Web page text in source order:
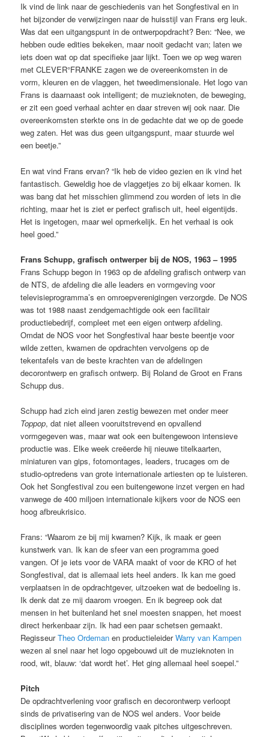
Ik vind de link naar de geschiedenis van het Songfestival en in
het bijzonder de verwijzingen naar de huisstijl van Frans erg leuk.
Was dat een uitgangspunt in de ontwerpopdracht? Ben: “Nee, we
hebben oude edities bekeken, maar nooit gedacht van; laten we
iets doen wat op dat specifieke jaar lijkt. Toen we op weg waren
met CLEVER°FRANKE zagen we de overeenkomsten in de
vorm, kleuren en de vlaggen, het tweedimensionale. Het logo van
Frans is daarnaast ook intelligent; de muzieknoten, de beweging,
er zit een goed verhaal achter en daar streven wij ook naar. Die
overeenkomsten sterkte ons in de gedachte dat we op de goede
weg zaten. Het was dus geen uitgangspunt, maar stuurde wel
een beetje.”
En wat vind Frans ervan? “Ik heb de video gezien en ik vind het
fantastisch. Geweldig hoe de vlaggetjes zo bij elkaar komen. Ik
was bang dat het misschien glimmend zou worden of iets in die
richting, maar het is ziet er perfect grafisch uit, heel eigentijds.
Het is ingetogen, maar wel opmerkelijk. En het verhaal is ook
heel goed.”
Frans Schupp, grafisch ontwerper bij de NOS, 1963 – 1995
Frans Schupp begon in 1963 op de afdeling grafisch ontwerp van
de NTS, de afdeling die alle leaders en vormgeving voor
televisieprogramma’s en omroepverenigingen verzorgde. De NOS
was tot 1988 naast zendgemachtigde ook een facilitair
productiebedrijf, compleet met een eigen ontwerp afdeling.
Omdat de NOS voor het Songfestival haar beste beentje voor
wilde zetten, kwamen de opdrachten vervolgens op de
tekentafels van de beste krachten van de afdelingen
decorontwerp en grafisch ontwerp. Bij Roland de Groot en Frans
Schupp dus.
Schupp had zich eind jaren zestig bewezen met onder meer
Toppop, dat niet alleen vooruitstrevend en opvallend
vormgegeven was, maar wat ook een buitengewoon intensieve
productie was. Elke week creëerde hij nieuwe titelkaarten,
miniaturen van gips, fotomontages, leaders, trucages om de
studio-optredens van grote internationale artiesten op te luisteren.
Ook het Songfestival zou een buitengewone inzet vergen en had
vanwege de 400 miljoen internationale kijkers voor de NOS een
hoog afbreukrisico.
Frans: “Waarom ze bij mij kwamen? Kijk, ik maak er geen
kunstwerk van. Ik kan de sfeer van een programma goed
vangen. Of je iets voor de VARA maakt of voor de KRO of het
Songfestival, dat is allemaal iets heel anders. Ik kan me goed
verplaatsen in de opdrachtgever, uitzoeken wat de bedoeling is.
Ik denk dat ze mij daarom vroegen. En ik begreep ook dat
mensen in het buitenland het snel moesten snappen, het moest
direct herkenbaar zijn. Ik had een paar schetsen gemaakt.
RegisseurTheo Ordeman en productieleiderWarry van Kampen
wezen al snel naar het logo opgebouwd uit de muzieknoten in
rood, wit, blauw: ‘dat wordt het’. Het ging allemaal heel soepel.”
Pitch
De opdrachtverlening voor grafisch en decorontwerp verloopt
sinds de privatisering van de NOS wel anders. Voor beide
disciplines worden tegenwoordig vaak pitches uitgeschreven.